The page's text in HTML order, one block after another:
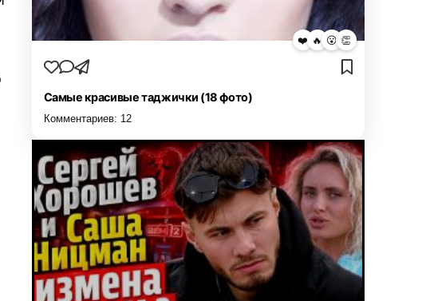
❤️ 🔥 😮 👏
Самые красивые таджички (18 фото)
Комментариев: 12